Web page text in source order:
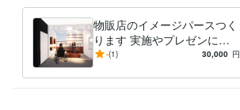
物販店のイメージパースつく
ります 実施やプレゼンにつ
なげていけるように製作
-(1) 30,000 円